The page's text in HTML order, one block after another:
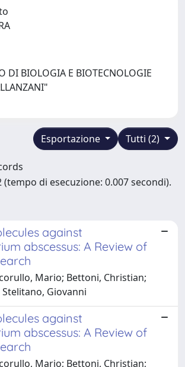
DI BIOLOGIA E BIOTECNOLOGIE
Tutti (2)
Esportazione
(tempo di esecuzione: 0.007 secondi).
against
abscessus: A Review of
Mario; Bettoni, Christian;
Stelitano, Giovanni
against
abscessus: A Review of
Mario; Bettoni, Christian;